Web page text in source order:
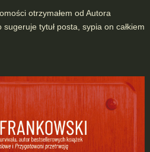
otrzymałem od Autora
tytuł posta, sypia on całkiem